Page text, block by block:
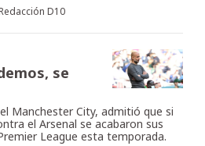
D10
se
Manchester City, admitió que si
el Arsenal se acabaron sus
League esta temporada.